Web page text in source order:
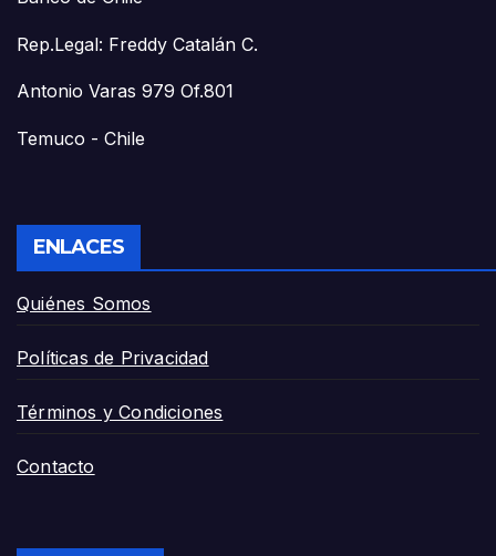
Rep.Legal: Freddy Catalán C.
Antonio Varas 979 Of.801
Temuco - Chile
ENLACES
Quiénes Somos
Políticas de Privacidad
Términos y Condiciones
Contacto